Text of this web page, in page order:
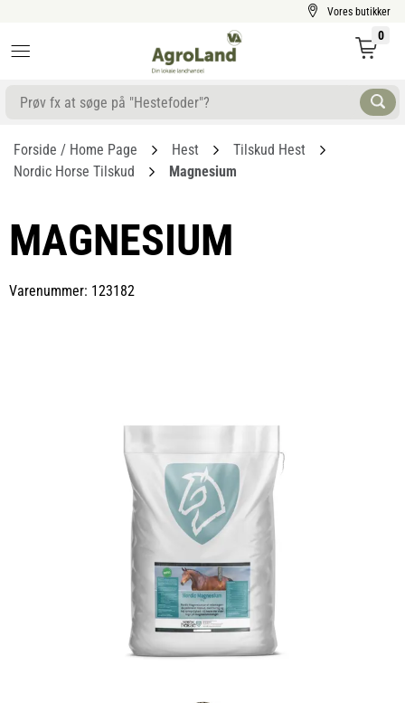
Vores butikker
0
Forside / Home Page Hest
Tilskud Hest
Nordic Horse Tilskud
Magnesium
MAGNESIUM
Varenummer: 123182